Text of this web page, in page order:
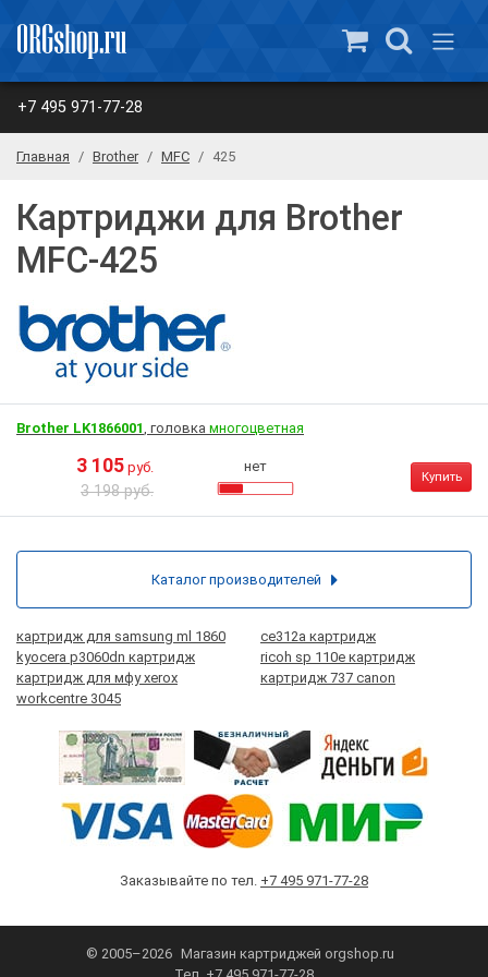
+7 495 971-77-28
Главная Brother MFC 425
Картриджи для Brother
MFC-425
Brother LK1866001, головка многоцветная
3 105 руб.
3 198 руб.
нет
Купить
картридж для samsung ml 1860
ce312a картридж
kyocera p3060dn картридж
ricoh sp 110e картридж
картридж для мфу xerox
workcentre 3045
картридж 737 canon
Заказывайте по тел. +7 495 971-77-28
© 2005–2026 Магазин картриджей orgshop.ru